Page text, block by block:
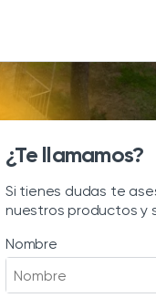
¿Te llamamos?
Si tienes dudas te
nuestros productos y
Nombre